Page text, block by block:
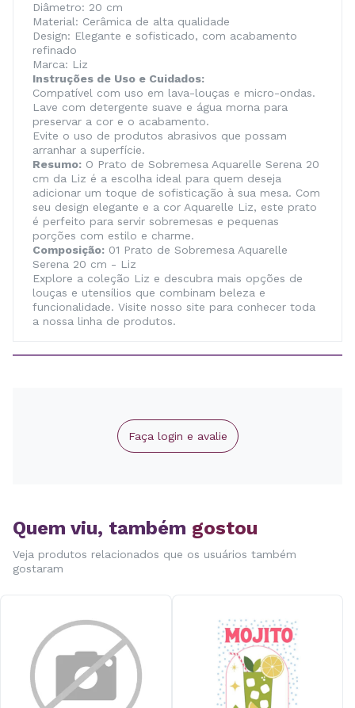
Diâmetro: 20 cm
Material: Cerâmica de alta qualidade
Design: Elegante e sofisticado, com acabamento
refinado
Marca: Liz
Instruções de Uso e Cuidados:
Compatível com uso em lava-louças e micro-ondas.
Lave com detergente suave e água morna para
preservar a cor e o acabamento.
Evite o uso de produtos abrasivos que possam
arranhar a superfície.
Resumo: O Prato de Sobremesa Aquarelle Serena 20
cm da Liz é a escolha ideal para quem deseja
adicionar um toque de sofisticação à sua mesa. Com
seu design elegante e a cor Aquarelle Liz, este prato
é perfeito para servir sobremesas e pequenas
porções com estilo e charme.
Composição: 01 Prato de Sobremesa Aquarelle
Serena 20 cm - Liz
Explore a coleção Liz e descubra mais opções de
louças e utensílios que combinam beleza e
funcionalidade. Visite nosso site para conhecer toda
a nossa linha de produtos.
Faça login e avalie
Quem viu, também gostou
Veja produtos relacionados que os usuários também
gostaram